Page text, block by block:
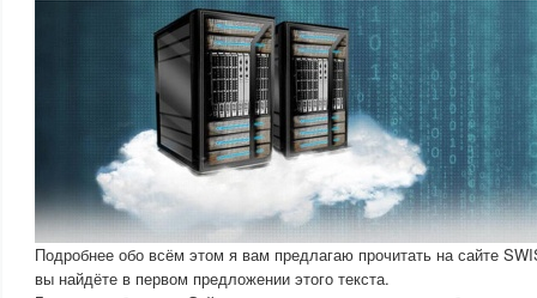
Подробнее обо всём этом я вам предлагаю прочитать на сайте
вы найдёте в первом предложении этого текста.